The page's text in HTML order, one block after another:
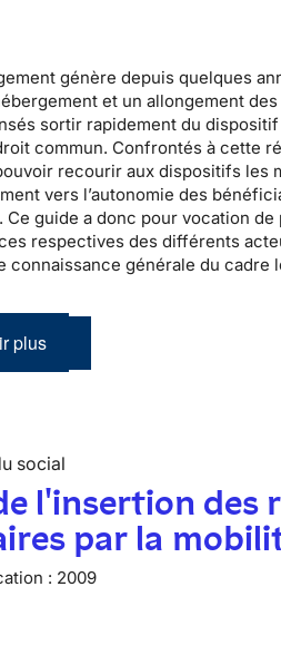
génère depuis quelques
et un allongement
sortir rapidement dudispositif
commun. Confrontés à cette
recourir aux dispositifs les
vers l’autonomie des
. Ce guide a donc pour vocation
respectives des différents
connaissance générale du
plus
social
l'insertion des
par la
: 2009